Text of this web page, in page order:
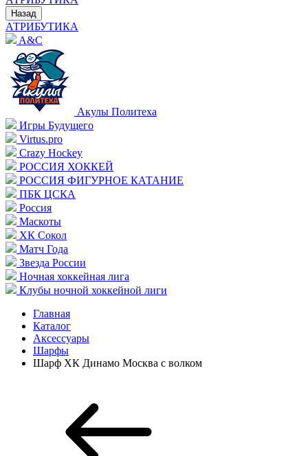
Назад
АТРИБУТИКА
A&C
Акулы Политеха
Игры Будущего
Virtus.pro
Crazy Hockey
РОССИЯ ХОККЕЙ
РОССИЯ ФИГУРНОЕ КАТАНИЕ
ПБК ЦСКА
Россия
Маскоты
ХК Сокол
Матч Года
Звезда России
Ночная хоккейная лига
Клубы ночной хоккейной лиги
Главная
Каталог
Аксессуары
Шарфы
Шарф ХК Динамо Москва с волком